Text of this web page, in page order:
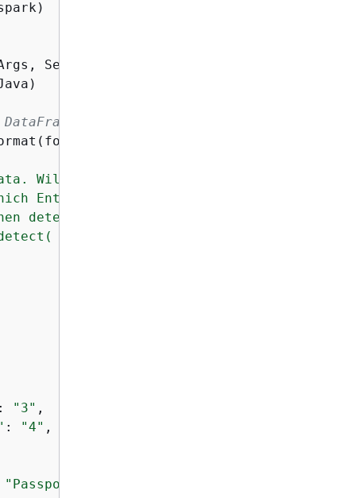
Seq(
from data stored in S3.
Will run detect API for the DataFrame
EntityType are being detected
detected.
: "3" ,
: "4" ,
"Passport No"